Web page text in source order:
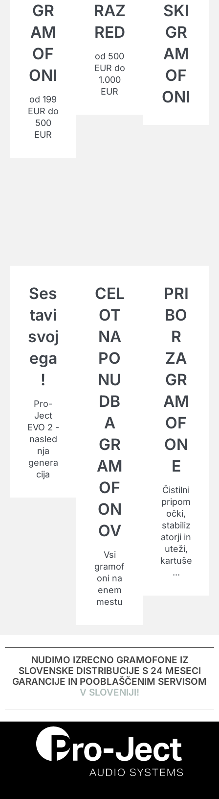
GR
AM
OF
ONI
od 199
EUR do
500
EUR
RAZ
RED
od 500
EUR do
1.000
EUR
SKI
GR
AM
OF
ONI
Ses
tavi
svoj
ega
!
Pro-
Ject
EVO 2 -
nasled
nja
genera
cija
CEL
OT
NA
PO
NU
DB
A
GR
AM
OF
ON
OV
Vsi
gramof
oni na
enem
mestu
PRI
BO
R
ZA
GR
AM
OF
ON
E
Čistilni
pripom
očki,
stabiliz
atorji in
uteži,
kartuše
...
NUDIMO IZRECNO GRAMOFONE IZ
SLOVENSKE DISTRIBUCIJE S 24 MESECI
GARANCIJE IN POOBLAŠČENIM SERVISOM
V SLOVENIJI!